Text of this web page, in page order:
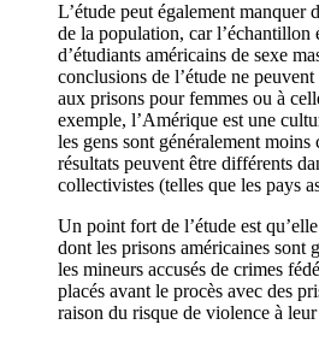
L’étude peut également manquer
de la population, car l’échantillon
d’étudiants américains de sexe
conclusions de l’étude ne
aux prisons pour femmes ou à
exemple, l’Amérique est une
les gens sont généralement moins
résultats peuvent être différents
collectivistes (telles que les pays
Un point fort de l’étude est
dont les prisons américaines sont
les mineurs accusés de crimes
placés avant le procès avec des
raison du risque de violence à